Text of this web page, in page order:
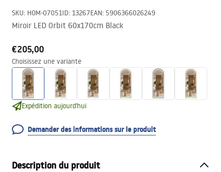
SKU: HOM-07051ID: 13267EAN: 5906366026249
Miroir LED Orbit 60x170cm Black
€205,00
Choisissez une variante
Expédition aujourd'hui
Demander des informations sur le produit
Description du produit